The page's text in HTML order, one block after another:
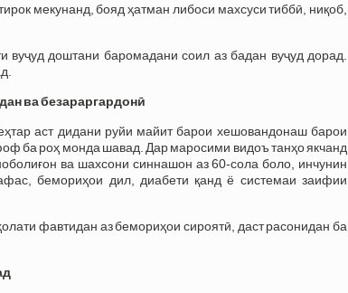
мекунанд, бояд ҳатман либоси махсуси тиббӣ, ниқоб,
вуҷуд доштани баромадани соил аз бадан вуҷуд дорад.
ва безараргардонӣ
аст дидани руйи майит барои хешовандонаш барои
ба роҳ монда шавад. Дар маросими видоъ танҳо якчанд
ва шахсони синнашон аз 60-сола боло, инчунин
бемориҳои дил, диабети қанд ё системаи заифии
фавтидан аз бемориҳои сироятӣ, даст расонидан ба